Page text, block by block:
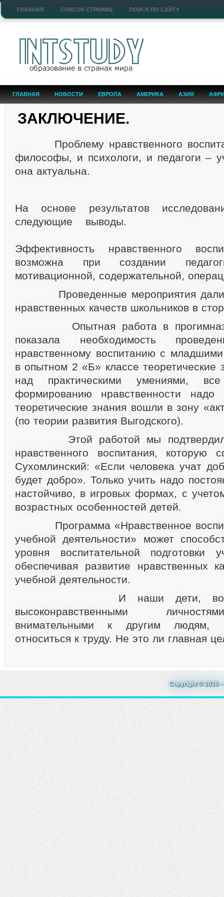
ГЛАВНАЯ СПИСОК СТРАНИЦ ПОИСК ПО САЙТУ
ГЛАВНАЯ НОВОСТИ ЕВРОПА АМЕРИКА АЗИЯ
ЗАКЛЮЧЕНИЕ.
Проблему нравственного
философы, и психологи, и педагоги –
она актуальна.
На основе результатов
следующие
Эффективность нравственного
возможна при создании
мотивационной, содержательной,
Проведенные мероприятия дали
нравственных качеств школьников в
Опытная работа в
показала необходимость
нравственному воспитанию с
в опытном 2 «Б» классе теоретические
над практическими умениями,
формированию нравственности надо
теоретические знания вошли в зону
(по теории развития Выгодского).
Этой работой мы подтвердили
нравственного воспитания, которую
Сухомлинский: «Если человека учат
будет добро». Только учить надо
настойчиво, в игровых формах, с
возрастных особенностей детей.
Программа «Нравственное
учебной деятельности» может
уровня воспитательной подготовки
обеспечивая развитие нравственных
учебной деятельности.
И наши дети,
высоконравственными
внимательными к другим людям,
относиться к труду. Не это ли главная
Copyright © 2026 -